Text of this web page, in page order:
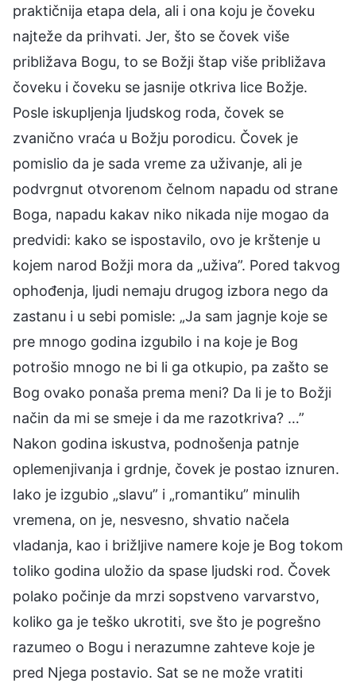
praktičnija etapa dela, ali i ona koju je čoveku
najteže da prihvati. Jer, što se čovek više
približava Bogu, to se Božji štap više približava
čoveku i čoveku se jasnije otkriva lice Božje.
Posle iskupljenja ljudskog roda, čovek se
zvanično vraća u Božju porodicu. Čovek je
pomislio da je sada vreme za uživanje, ali je
podvrgnut otvorenom čelnom napadu od strane
Boga, napadu kakav niko nikada nije mogao da
predvidi: kako se ispostavilo, ovo je krštenje u
kojem narod Božji mora da „uživa”. Pored takvog
ophođenja, ljudi nemaju drugog izbora nego da
zastanu i u sebi pomisle: „Ja sam jagnje koje se
pre mnogo godina izgubilo i na koje je Bog
potrošio mnogo ne bi li ga otkupio, pa zašto se
Bog ovako ponaša prema meni? Da li je to Božji
način da mi se smeje i da me razotkriva? …”
Nakon godina iskustva, podnošenja patnje
oplemenjivanja i grdnje, čovek je postao iznuren.
Iako je izgubio „slavu” i „romantiku” minulih
vremena, on je, nesvesno, shvatio načela
vladanja, kao i brižljive namere koje je Bog tokom
toliko godina uložio da spase ljudski rod. Čovek
polako počinje da mrzi sopstveno varvarstvo,
koliko ga je teško ukrotiti, sve što je pogrešno
razumeo o Bogu i nerazumne zahteve koje je
pred Njega postavio. Sat se ne može vratiti